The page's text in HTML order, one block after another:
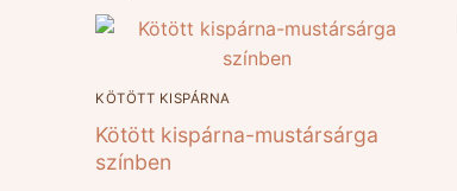
KÖTÖTT KISPÁRNA
Kötött kispárna-mustársárga
színben